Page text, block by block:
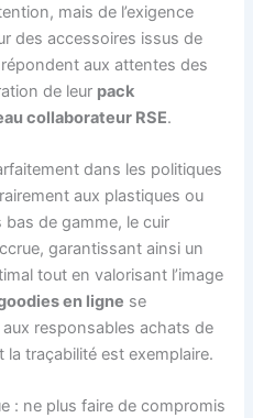
mais de l’exigence
des accessoires issus de
aux attentes des
de leur pack
collaborateur RSE.
dans les politiques
aux plastiques ou
de gamme, le cuir
garantissant ainsi un
tout en valorisant l’image
en ligne se
responsables achats de
traçabilité est exemplaire.
: ne plus faire de compromis